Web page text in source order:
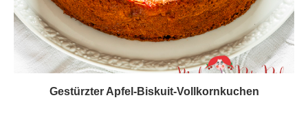
Gestürzter Apfel-Biskuit-Vollkornkuchen